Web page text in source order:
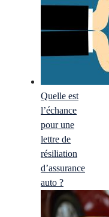
Quelle est
l’échance
pour une
lettre de
résiliation
d’assurance
auto ?